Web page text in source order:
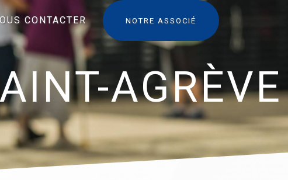
CONTACTER NOTRE ASSOCIÉ
AGRÈVE